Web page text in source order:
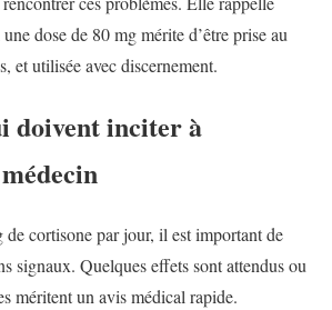
dose de 80 mg mérite d’être prise au
et utilisée avec discernement.
doivent inciter à
de cortisone par jour, il est important de
signaux. Quelques effets sont attendus ou
méritent un avis médical rapide.